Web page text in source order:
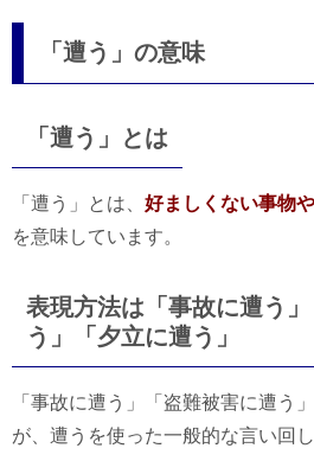
「遭う」の意味
「遭う」とは
「遭う」とは、 好ましくない事物
を意味しています。
表現方法は「事故に遭う
う」「夕立に遭う」
「事故に遭う」「盗難被害に遭う
が、遭うを使った一般的な言い回し